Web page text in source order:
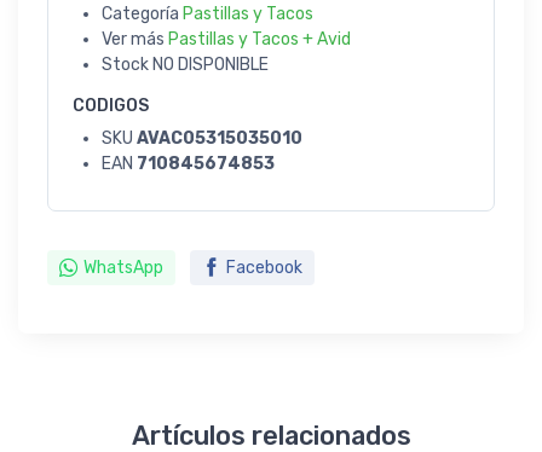
Categoría Pastillas y Tacos
Ver más Pastillas y Tacos + Avid
Stock NO DISPONIBLE
CODIGOS
SKU AVAC05315035010
EAN 710845674853
WhatsApp Facebook
Artículos relacionados